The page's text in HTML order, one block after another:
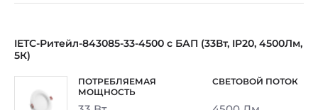
IETC-Ритейл-843085-33-4500 с БАП (33Вт, IP20, 4500Лм,
5К)